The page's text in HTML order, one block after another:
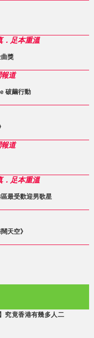
．足本重溫
獎
道
破繭行動
道
．足本重溫
最受歡迎男歌星
天空》
究竟香港有幾多人二